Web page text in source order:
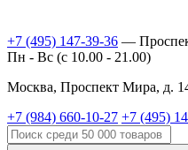
+7 (495) 147-39-36 —
Пн - Вс (c 10.00 - 21.00)
Москва, Проспект Мира, д.
+7 (984) 660-10-27 +7 (495)